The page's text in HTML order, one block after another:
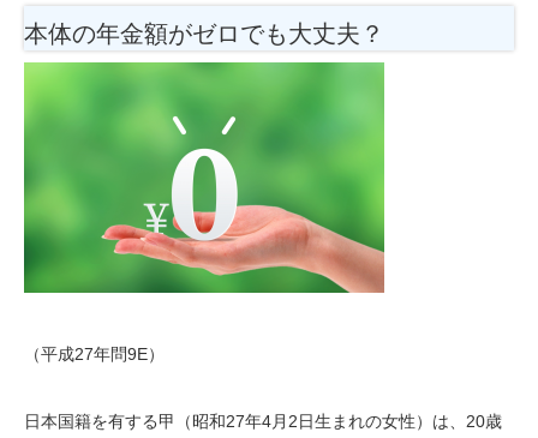
本体の年金額がゼロでも大丈夫？
（平成27年問9E）
日本国籍を有する甲（昭和27年4月2日生まれの女性）は、20歳